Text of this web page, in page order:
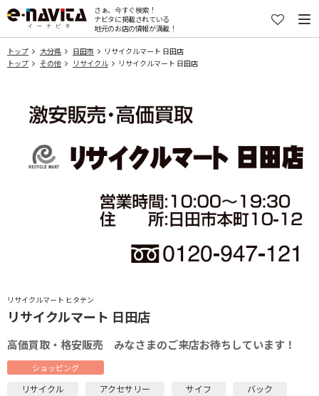
さぁ、今すぐ検索！
ナビタに掲載されている
地元のお店の情報が満載！
トップ 大分県 日田市
リサイクルマート 日田店
トップ
その他 リサイクル リサイクルマート 日田店
リサイクルマート ヒタテン
リサイクルマート 日田店
高価買取・格安販売 みなさまのご来店お待ちしています！
ショッピング
リサイクル アクセサリー サイフ
バック